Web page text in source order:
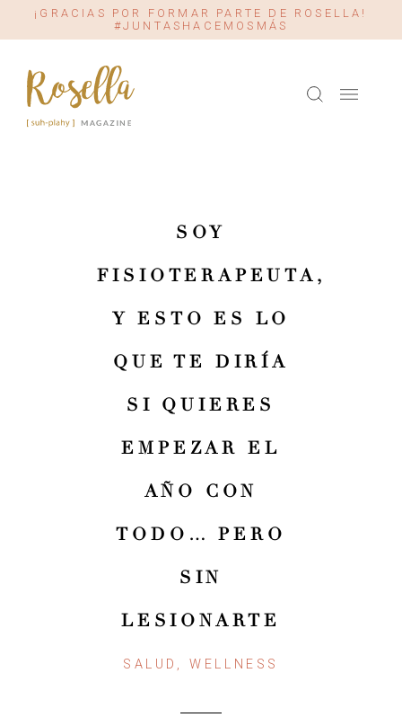
¡GRACIAS POR FORMAR PARTE DE ROSELLA!
#JUNTASHACEMOSMÁS
SOY
FISIOTERAPEUTA,
Y ESTO ES LO
QUE TE DIRÍA
SI QUIERES
EMPEZAR EL
AÑO CON
TODO… PERO
SIN
LESIONARTE
SALUD, WELLNESS